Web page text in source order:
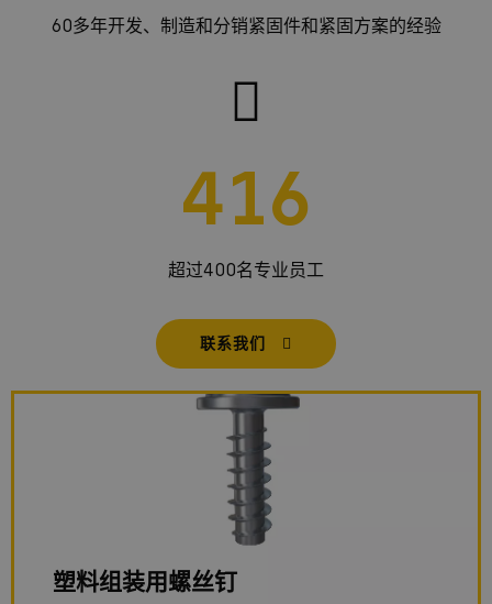
60多年开发、制造和分销紧固件和紧固方案的经验
416
超过400名专业员工
联系我们
塑料组装用螺丝钉